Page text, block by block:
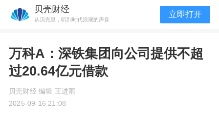
贝壳财经
从贝壳里，听到时代浪潮的声音
立即打开
万科A：深铁集团向公司提供不超
过20.64亿元借款
贝壳财经 编辑 王进雨
2025-09-16 21:08